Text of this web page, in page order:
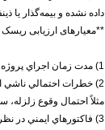
داده نشده و بیمه‌گذار یا
**معیارهای ارزیابی
1) مدت زمان اجراي پروژه
2) خطرات احتمالي ناشي از شرايط جوي و زمين‌شناسی محل اجراي پروژه
مثلاً احتمال وقوع
3) فاكتورهاي ايمني در نظر گرفته شده در جدول زمانبندي انجام كار